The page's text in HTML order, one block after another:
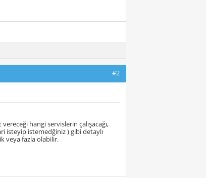
#2
hangi servislerin çalışacağı,
isteyip istemedğiniz ) gibi detaylı
veya fazla olabilir.